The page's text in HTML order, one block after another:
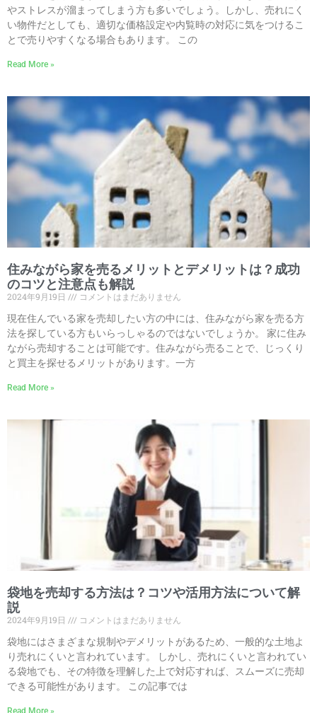
やストレスが溜まってしまう方も多いでしょう。しかし、売れにく
い物件だとしても、適切な価格設定や内覧時の対応に気をつけるこ
とで売りやすくなる場合もあります。 この
Read More »
住みながら家を売るメリットとデメリットは？成功
のコツと注意点も解説
2024年9月19日
コメントはまだありません
現在住んでいる家を売却したい方の中には、住みながら家を売る方
法を探している方もいらっしゃるのではないでしょうか。 家に住み
ながら売却することは可能です。住みながら売ることで、じっくり
と買主を探せるメリットがあります。一方
Read More »
袋地を売却する方法は？コツや活用方法について解
説
2024年9月19日
コメントはまだありません
袋地にはさまざまな規制やデメリットがあるため、一般的な土地よ
り売れにくいと言われています。 しかし、売れにくいと言われてい
る袋地でも、その特徴を理解した上で対応すれば、スムーズに売却
できる可能性があります。 この記事では